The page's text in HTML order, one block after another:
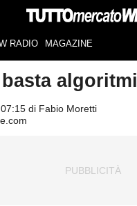
RADIO MAGAZINE
algoritmi
di Fabio Moretti